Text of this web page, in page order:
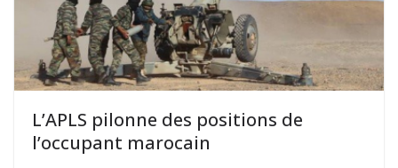
L’APLS pilonne des positions de
l’occupant marocain